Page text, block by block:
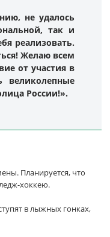
не удалось
так и
реализовать.
Желаю всем
от участия в
великолепные
России!».
Планируется, что
хоккею.
в лыжных гонках,